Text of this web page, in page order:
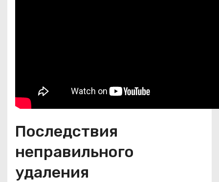
Последствия
неправильного
удаления